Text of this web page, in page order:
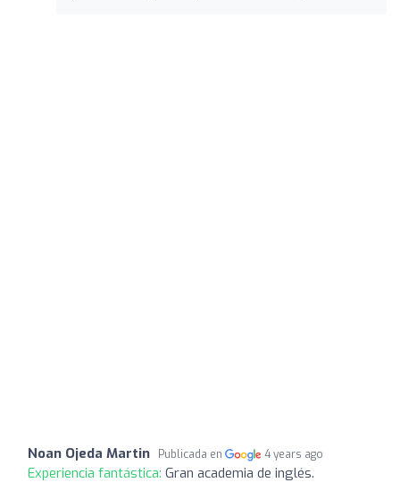
Noan Ojeda Martin Publicada en 4 years ago
Experiencia fantástica: Gran academia de inglés.